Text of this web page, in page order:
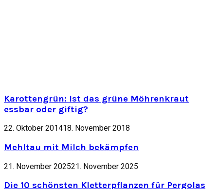
Karottengrün: Ist das grüne Möhrenkraut
essbar oder giftig?
22. Oktober 201418. November 2018
Mehltau mit Milch bekämpfen
21. November 202521. November 2025
Die 10 schönsten Kletterpflanzen für Pergolas